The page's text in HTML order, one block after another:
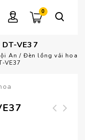
0
VE37
An / Đèn lồng vải hoa
VE37